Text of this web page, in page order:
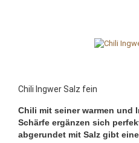
Chili Ingwer Salz fein
Chili mit seiner warmen und
Schärfe ergänzen sich
abgerundet mit Salz gibt